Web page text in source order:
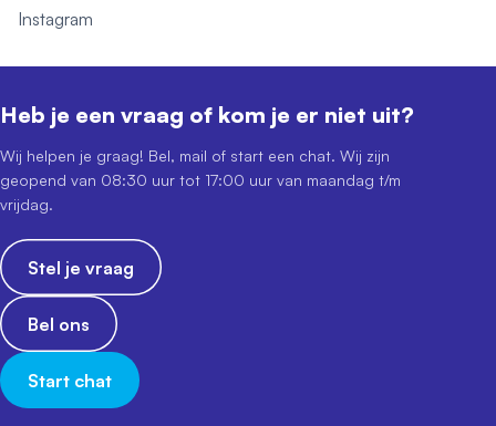
Instagram
Heb je een vraag of kom je er niet uit?
Wij helpen je graag! Bel, mail of start een chat. Wij zijn
geopend van 08:30 uur tot 17:00 uur van maandag t/m
vrijdag.
Stel je vraag
Bel ons
Start chat